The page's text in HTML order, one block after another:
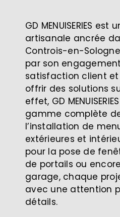
GD MENUISERIES
artisanale ancrée
Controis-en-
par son
satisfaction client
offrir des solutions
effet, GD
gamme complète
l’installation de
extérieures et
pour la pose de
de portails ou
garage, chaque
avec une attention
détails.